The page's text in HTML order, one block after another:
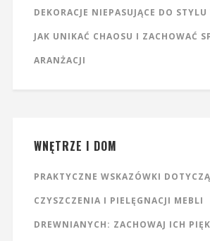
DEKORACJE NIEPASUJĄCE DO
JAK UNIKAĆ CHAOSU I ZACHOWAĆ
ARANŻACJI
WNĘTRZE I DOM
PRAKTYCZNE WSKAZÓWKI
CZYSZCZENIA I PIELĘGNACJI MEBLI
DREWNIANYCH: ZACHOWAJ ICH